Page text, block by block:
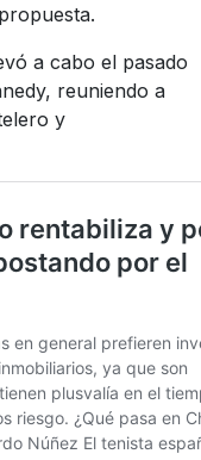
a cabo el pasado
reuniendo a
y